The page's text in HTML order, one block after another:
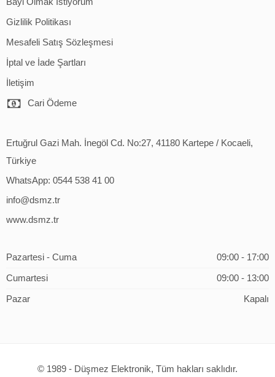
Gizlilik Politikası
Mesafeli Satış Sözleşmesi
İptal ve İade Şartları
İletişim
Cari Ödeme
Ertuğrul Gazi Mah. İnegöl Cd. No:27, 41180 Kartepe / Kocaeli,
Türkiye
WhatsApp: 0544 538 41 00
info@dsmz.tr
www.dsmz.tr
Pazartesi - Cuma 09:00 - 17:00
Cumartesi 09:00 - 13:00
Pazar Kapalı
© 1989 - Düşmez Elektronik, Tüm hakları saklıdır.